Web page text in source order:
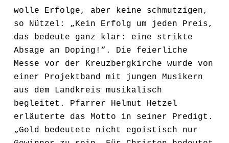
wolle Erfolge, aber keine schmutzigen,
so Nützel: „Kein Erfolg um jeden Preis,
das bedeute ganz klar: eine strikte
Absage an Doping!“. Die feierliche
Messe vor der Kreuzbergkirche wurde von
einer Projektband mit jungen Musikern
aus dem Landkreis musikalisch
begleitet. Pfarrer Helmut Hetzel
erläuterte das Motto in seiner Predigt.
„Gold bedeutete nicht egoistisch nur